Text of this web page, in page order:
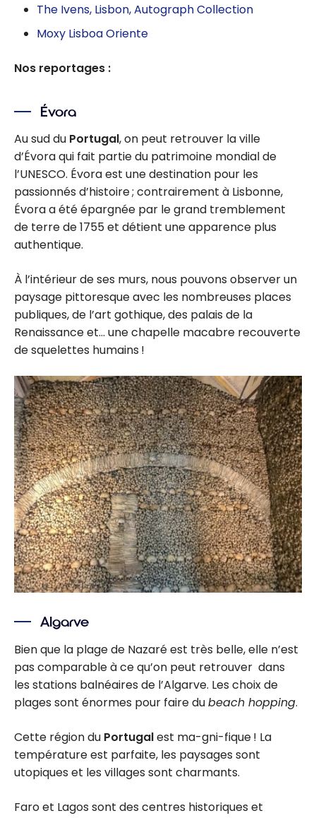
The Ivens, Lisbon, Autograph Collection
Moxy Lisboa Oriente
Nos reportages :
Évora
Au sud du Portugal, on peut retrouver la ville
d’Évora qui fait partie du patrimoine mondial de
l’UNESCO. Évora est une destination pour les
passionnés d’histoire ; contrairement à Lisbonne,
Évora a été épargnée par le grand tremblement
de terre de 1755 et détient une apparence plus
authentique.
À l’intérieur de ses murs, nous pouvons observer un
paysage pittoresque avec les nombreuses places
publiques, de l’art gothique, des palais de la
Renaissance et… une chapelle macabre recouverte
de squelettes humains !
Algarve
Bien que la plage de Nazaré est très belle, elle n’est
pas comparable à ce qu’on peut retrouver dans
les stations balnéaires de l’Algarve. Les choix de
plages sont énormes pour faire dubeach hopping.
Cette région du Portugalest ma-gni-fique ! La
température est parfaite, les paysages sont
utopiques et les villages sont charmants.
Faro et Lagos sont des centres historiques et